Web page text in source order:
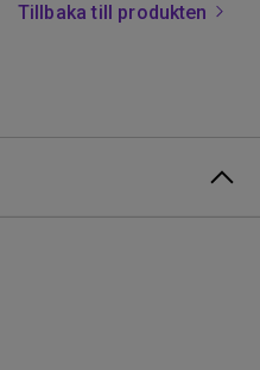
Tillbaka till produkten